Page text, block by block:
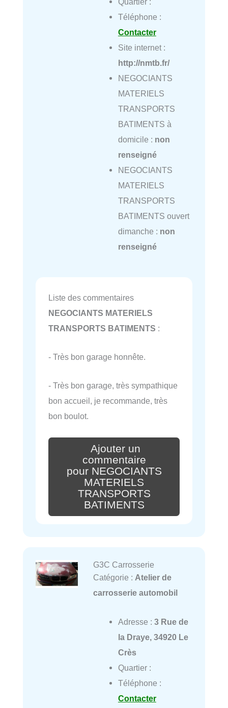
Téléphone :
Contacter
Site internet :
http://nmtb.fr/
NEGOCIANTS
MATERIELS
TRANSPORTS
BATIMENTS à
domicile : non
renseigné
NEGOCIANTS
MATERIELS
TRANSPORTS
BATIMENTS ouvert
dimanche : non
renseigné
Liste des commentaires
NEGOCIANTS MATERIELS
TRANSPORTS BATIMENTS :
- Très bon garage honnête.
- Très bon garage, très sympathique
bon accueil, je recommande, très
bon boulot.
Ajouter un
commentaire
pour NEGOCIANTS
MATERIELS
TRANSPORTS
BATIMENTS
G3C Carrosserie
Catégorie : Atelier de
carrosserie automobil
Adresse : 3 Rue de
la Draye, 34920 Le
Crès
Quartier :
Téléphone :
Contacter